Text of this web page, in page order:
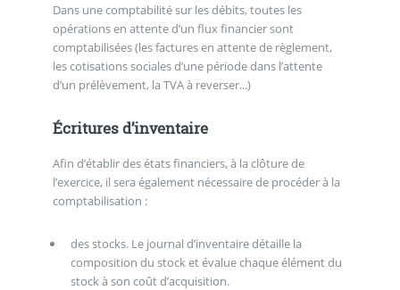
Dans une comptabilité sur les débits, toutes les
opérations en attente d’un flux financier sont
comptabilisées (les factures en attente de règlement,
les cotisations sociales d’une période dans l’attente
d’un prélèvement, la TVA à reverser...)
Écritures d’inventaire
Afin d’établir des états financiers, à la clôture de
l’exercice, il sera également nécessaire de procéder à la
comptabilisation :
des stocks. Le journal d’inventaire détaille la
composition du stock et évalue chaque élément du
stock à son coût d’acquisition.